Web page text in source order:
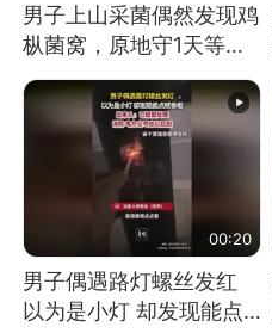
男子上山采菌偶然发现鸡
枞菌窝，原地守1天等它
长大：挖了140多朵
00:20
男子偶遇路灯螺丝发红
以为是小灯 却发现能点